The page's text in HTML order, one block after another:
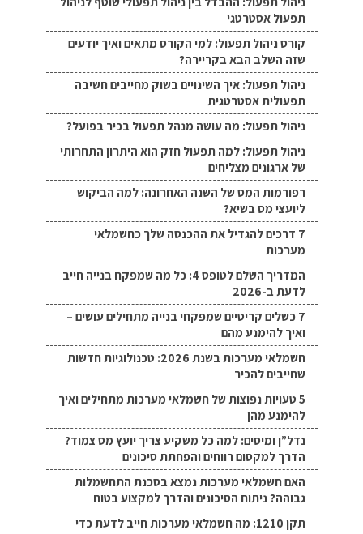
תפעול אסטרטגי
קורס ניהול תפעול: למי הקורס מתאים ואיך יודעים
שזה השלב הבא בקריירה?
ניהול תפעול: איך השינויים בשוק מחייבים חשיבה
תפעולית אסטרטגית
ניהול תפעול: מה עושה מנהל תפעול בכיר בפועל?
ניהול תפעול: למה תפעול חזק הוא היתרון התחרותי
של ארגונים מצליחים
רפורמות המס של השנה האחרונה: למה הביקוש
ליועצי מס בשיא?
7 דרכים להגדיל את ההכנסה שלך כחשמלאי
מערכות
המדריך השלם לטופס 4: כל מה שמפקח בנייה חייב
לדעת ב-2026
7 כשלים קריטיים שמפקחי בנייה מתחילים עושים –
ואיך להימנע מהם
חשמלאי מערכות בשנת 2026: טכנולוגיות חדשות
שחייבים להכיר
5 טעויות נפוצות של חשמלאי מערכות מתחילים ואיך
להימנע מהן
נדל”ן ומיסים: למה כל משקיע צריך יועץ מס צמוד?
הדרך למקסום רווחים והפחתת סיכונים
האם חשמלאי מערכות נמצא בסכנת התחשמלות
גבוהה? ניתוח הסיכונים והדרך למקצוע בטוח
תקן 1210: מה חשמלאי מערכות חייב לדעת כדי